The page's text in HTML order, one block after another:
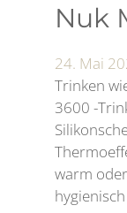
Nuk
24. Mai
Trinken
3600 -
warm